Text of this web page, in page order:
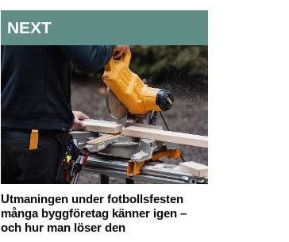
NEXT
Utmaningen under fotbollsfesten
många byggföretag känner igen –
och hur man löser den